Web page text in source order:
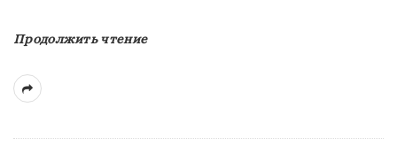
Продолжить чтение